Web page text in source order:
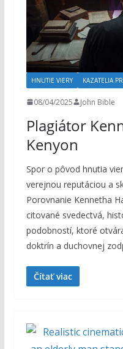
HNUTIE VIERY KAZATELIA
08/04/2025 John Bible
Plagiátor
Kenyon
Spor o pôvod hnutia
verejnou reputáciou a
Porovnanie Kennetha
citované svedectvá,
podobností, ktoré
doktrín a duchovnej
Čítať viac